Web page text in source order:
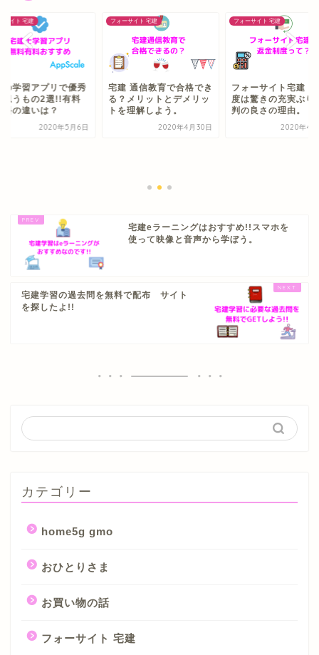
サイト 宅建
の学習アプリで優秀
思うもの2選!!有料
料の違いは？
2020年5月6日
フォーサイト 宅建
宅建 通信教育で合格でき
る？メリットとデメリッ
トを理解しよう。
2020年4月30日
フォーサイト 宅建
フォーサイト宅建
度は驚きの充実ぶり
判の良さの理由。
2020年4
宅建eラーニングはおすすめ!!スマホを
使って映像と音声から学ぼう。
宅建学習の過去問を無料で配布 サイト
を探したよ!!
カテゴリー
home5g gmo
おひとりさま
お買い物の話
フォーサイト 宅建